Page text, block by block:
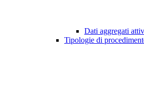
Dati aggregati
Tipologie di